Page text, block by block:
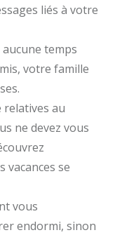
liés à votre
temps
votre famille
au
ne devez vous
vacances se
vous
endormi, sinon